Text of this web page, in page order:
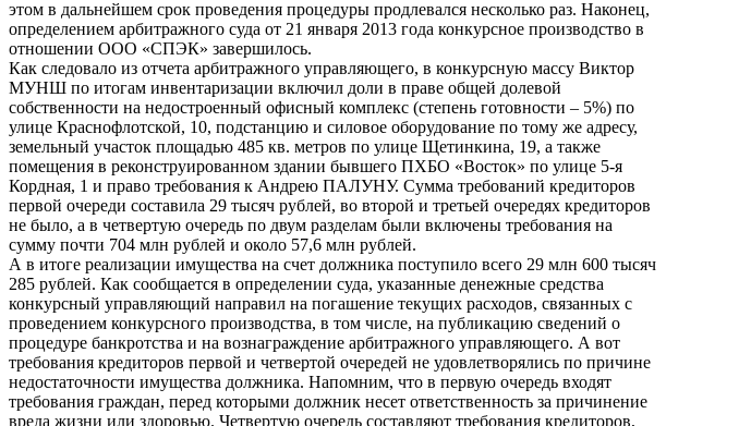
этом в дальнейшем срок проведения процедуры продлевался несколько раз. Наконец,
определением арбитражного суда от 21 января 2013 года конкурсное производство в
отношении ООО «СПЭК» завершилось.
Как следовало из отчета арбитражного управляющего, в конкурсную массу Виктор
МУНШ по итогам инвентаризации включил доли в праве общей долевой
собственности на недостроенный офисный комплекс (степень готовности – 5%) по
улице Краснофлотской, 10, подстанцию и силовое оборудование по тому же адресу,
земельный участок площадью 485 кв. метров по улице Щетинкина, 19, а также
помещения в реконструированном здании бывшего ПХБО «Восток» по улице 5-я
Кордная, 1 и право требования к Андрею ПАЛУНУ. Сумма требований кредиторов
первой очереди составила 29 тысяч рублей, во второй и третьей очередях кредиторов
не было, а в четвертую очередь по двум разделам были включены требования на
сумму почти 704 млн рублей и около 57,6 млн рублей.
А в итоге реализации имущества на счет должника поступило всего 29 млн 600 тысяч
285 рублей. Как сообщается в определении суда, указанные денежные средства
конкурсный управляющий направил на погашение текущих расходов, связанных с
проведением конкурсного производства, в том числе, на публикацию сведений о
процедуре банкротства и на вознаграждение арбитражного управляющего. А вот
требования кредиторов первой и четвертой очередей не удовлетворялись по причине
недостаточности имущества должника. Напомним, что в первую очередь входят
требования граждан, перед которыми должник несет ответственность за причинение
вреда жизни или здоровью. Четвертую очередь составляют требования кредиторов,